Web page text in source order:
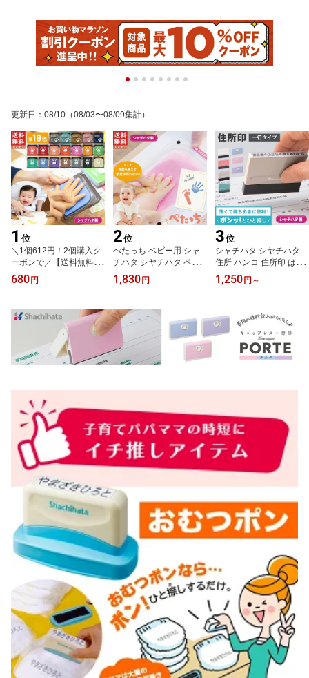
更新日 ： 08/10 （08/03〜08/09集計）
1 位
＼1個612円！2個購入ク
ーポンで／【送料無料】
PALM COLORS シャチ
ハタ シヤチハタ Shachih
Art ファーストアート ス
タンプパッド 手形 てが
た 足形 あしがた メモリ
アル ギフト 手形・足形
スタンプ 赤ちゃん イン
ク 子ども 誕生日 記念日
680 円
2位
ぺたっち ベビー用 シャ
チハタ シヤチハタ ペタ
ッチ スタンプ てがた 手
形 足形 あしがた スタン
生児 出産祝い 内祝い 子
ども 成長記録 インク イ
ンクが付かない 手が汚れ
ない ファーストアート
1,830 円
3位
シャチハタ シヤチハタ
住所 ハンコ 住所印 はん
こ 住所スタンプ 一行印0
560号 PORTE ポルテ (5
用 スタンプ 一行印 浸透
印 Xスタンパー 入園 入
学 役所 インキ補充式 法
人 個人 慶弔 かわいい お
1,250 円 ～